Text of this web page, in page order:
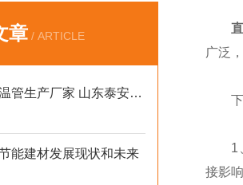
章 / ARTICLE
泰安聚氨酯保温管生产厂家 山东泰安保温管报价
能建材发展现状和未来
广泛
下
1
接影